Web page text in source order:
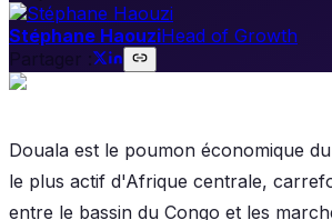
Stéphane HaouziHead of Growth
Partager :
Douala est le poumon économique
le plus actif d'Afrique centrale,
entre le bassin du Congo et les